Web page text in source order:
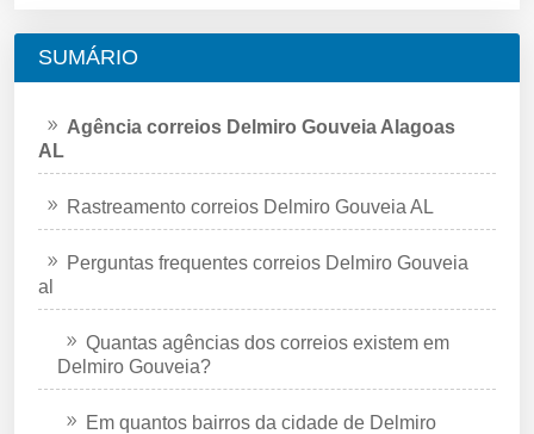
SUMÁRIO
Agência correios Delmiro Gouveia Alagoas
AL
Rastreamento correios Delmiro Gouveia AL
Perguntas frequentes correios Delmiro Gouveia
al
Quantas agências dos correios existem em
Delmiro Gouveia?
Em quantos bairros da cidade de Delmiro